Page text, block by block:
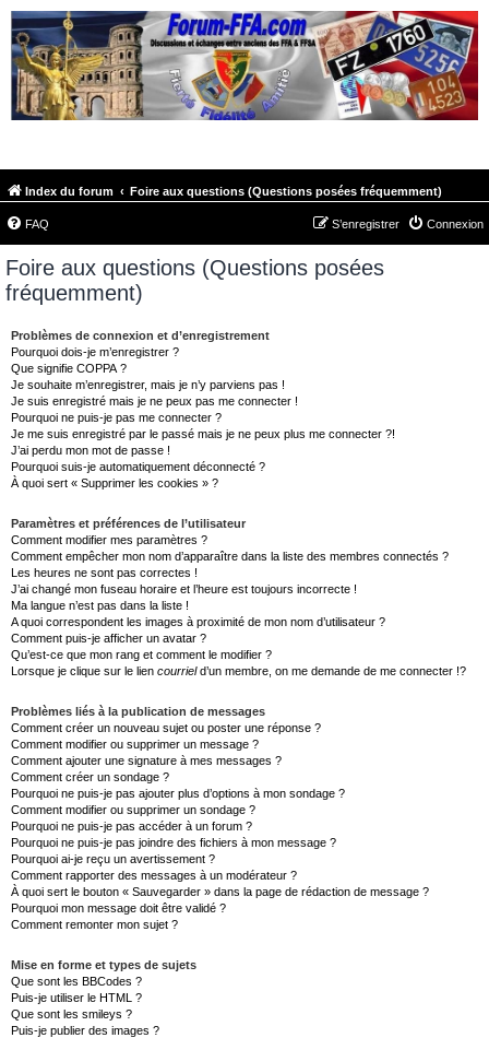
Index du forum Foire aux questions (Questions posées fréquemment)
FAQ Connexion
S’enregistrer
Foire aux questions (Questions posées
fréquemment)
Problèmes de connexion et d’enregistrement
Pourquoi dois-je m’enregistrer ?
Que signifie COPPA ?
Je souhaite m’enregistrer, mais je n’y parviens pas !
Je suis enregistré mais je ne peux pas me connecter !
Pourquoi ne puis-je pas me connecter ?
Je me suis enregistré par le passé mais je ne peux plus me connecter ?!
J’ai perdu mon mot de passe !
Pourquoi suis-je automatiquement déconnecté ?
À quoi sert « Supprimer les cookies » ?
Paramètres et préférences de l’utilisateur
Comment modifier mes paramètres ?
Comment empêcher mon nom d’apparaître dans la liste des membres connectés ?
Les heures ne sont pas correctes !
J’ai changé mon fuseau horaire et l’heure est toujours incorrecte !
Ma langue n’est pas dans la liste !
A quoi correspondent les images à proximité de mon nom d’utilisateur ?
Comment puis-je afficher un avatar ?
Qu’est-ce que mon rang et comment le modifier ?
Lorsque je clique sur le lien courrield’un membre, on me demande de me connecter !?
Problèmes liés à la publication de messages
Comment créer un nouveau sujet ou poster une réponse ?
Comment modifier ou supprimer un message ?
Comment ajouter une signature à mes messages ?
Comment créer un sondage ?
Pourquoi ne puis-je pas ajouter plus d’options à mon sondage ?
Comment modifier ou supprimer un sondage ?
Pourquoi ne puis-je pas accéder à un forum ?
Pourquoi ne puis-je pas joindre des fichiers à mon message ?
Pourquoi ai-je reçu un avertissement ?
Comment rapporter des messages à un modérateur ?
À quoi sert le bouton « Sauvegarder » dans la page de rédaction de message ?
Pourquoi mon message doit être validé ?
Comment remonter mon sujet ?
Mise en forme et types de sujets
Que sont les BBCodes ?
Puis-je utiliser le HTML ?
Que sont les smileys ?
Puis-je publier des images ?